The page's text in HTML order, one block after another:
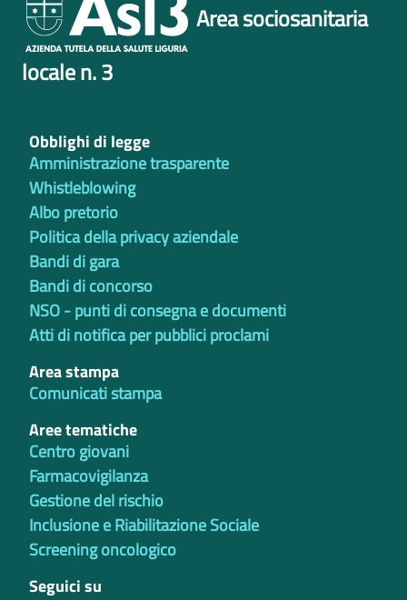
Area sociosanitaria
locale n. 3
Obblighi di legge
Amministrazione trasparente
Whistleblowing
Albo pretorio
Politica della privacy aziendale
Bandi di gara
Bandi di concorso
NSO - punti di consegna e documenti
Atti di notifica per pubblici proclami
Area stampa
Comunicati stampa
Aree tematiche
Centro giovani
Farmacovigilanza
Gestione del rischio
Inclusione e Riabilitazione Sociale
Screening oncologico
Seguici su